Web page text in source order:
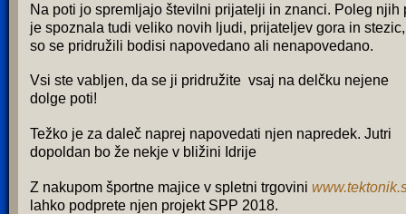
Na poti jo spremljajo številni prijatelji in znanci. Poleg njih
je spoznala tudi veliko novih ljudi, prijateljev gora in
so se pridružili bodisi napovedano ali nenapovedano.
Vsi ste vabljen, da se ji pridružite vsaj na delčku nejene
dolge poti!
Težko je za daleč naprej napovedati njen napredek. Jutri
dopoldan bo že nekje v bližini Idrije
Z nakupom športne majice v spletni trgovini
lahko podprete njen projekt SPP 2018.